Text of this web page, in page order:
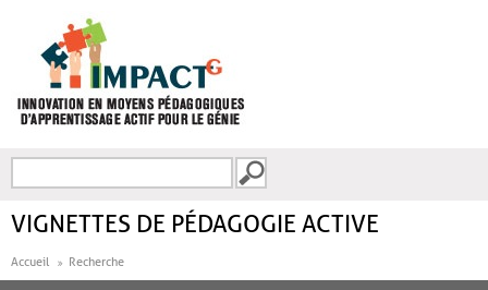
FORMULAIRE DE
VIGNETTES DE PÉDAGOGIE ACTIVE
Accueil Recherche